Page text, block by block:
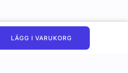
LÄGG I VARUKORG